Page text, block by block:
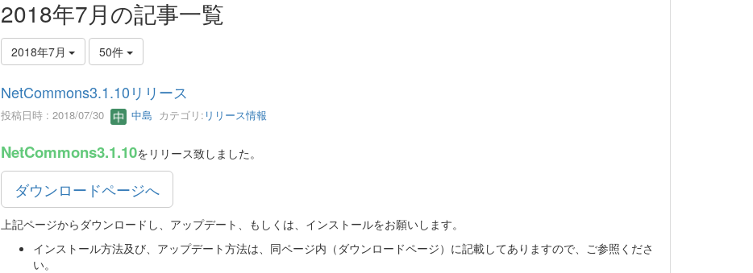
2018年7月の記事一覧
2018年7月 50件
NetCommons3.1.10リリース
投稿日時 : 2018/07/30 中島 カテゴリ: リリース情報
NetCommons3.1.10をリリース致しました。
ダウンロードページへ
上記ページからダウンロードし、アップデート、もしくは、インストールをお願いします。
インストール方法及び、アップデート方法は、同ページ内（ダウンロードページ）に記載してありますので、ご参照くださ
い。